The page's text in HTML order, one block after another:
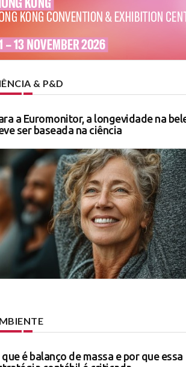
& P&D
a Euromonitor, a longevidade na
ser baseada na ciência
que é balanço de massa e por que essa